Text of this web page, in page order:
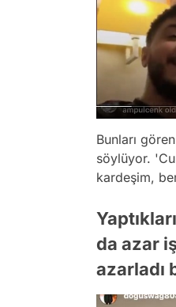
Bunları
söylüyor.
kardeşim,
da azar
azarladı